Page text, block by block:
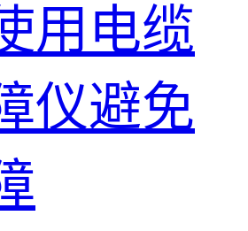
用电缆
仪避免